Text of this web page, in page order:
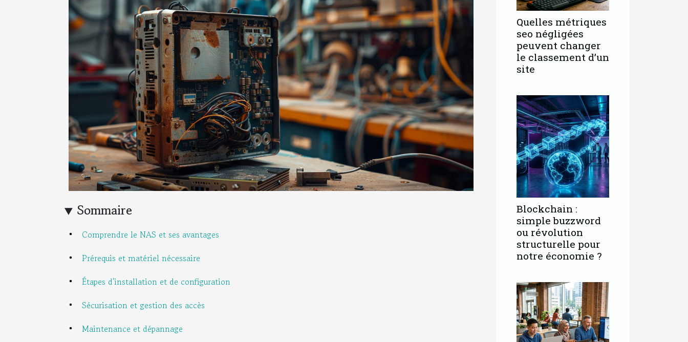
Sommaire
Comprendre le NAS et ses avantages
Prérequis et matériel nécessaire
Étapes d'installation et de configuration
Sécurisation et gestion des accès
Maintenance et dépannage
Quelles métriques
seo négligées
peuvent changer
le classement d’un
site
Blockchain :
simple buzzword
ou révolution
structurelle pour
notre économie ?